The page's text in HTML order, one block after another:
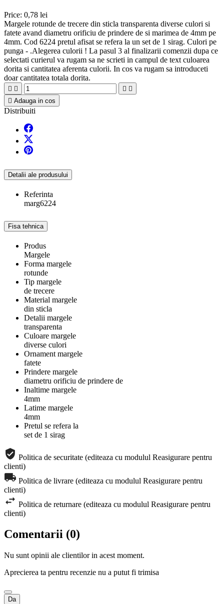
Price: 0,78 lei
Margele rotunde de trecere din sticla transparenta diverse culori si
fatete avand diametru orificiu de prindere de si marimea de 4mm pe
4mm. Cod 6224 pretul afisat se refera la un set de 1 sirag. Culori pe
punga - .Alegerea culorii ! La pasul 3 al finalizarii comenzii dupa ce
selectati curierul va rugam sa ne scrieti in campul de text culoarea
dorita si cantitatea aferenta culorii. In cos va rugam sa introduceti
doar cantitatea totala dorita.
   
 Adauga in cos
Distribuiti
Detalii ale produsului
Referinta
marg6224
Fisa tehnica
Produs
Margele
Forma margele
rotunde
Tip margele
de trecere
Material margele
din sticla
Detalii margele
transparenta
Culoare margele
diverse culori
Ornament margele
fatete
Prindere margele
diametru orificiu de prindere de
Inaltime margele
4mm
Latime margele
4mm
Pretul se refera la
set de 1 sirag
Politica de securitate (editeaza cu modulul Reasigurare pentru
clienti)
Politica de livrare (editeaza cu modulul Reasigurare pentru
clienti)
Politica de returnare (editeaza cu modulul Reasigurare pentru
clienti)
Comentarii (0)
Nu sunt opinii ale clientilor in acest moment.
Aprecierea ta pentru recenzie nu a putut fi trimisa
Da